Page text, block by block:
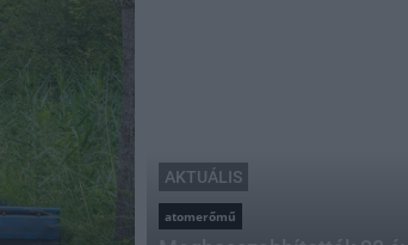
AKTUÁLIS
atomerőmű